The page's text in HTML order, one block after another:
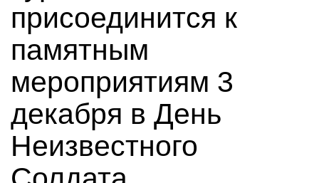
присоединится к
памятным
мероприятиям 3
декабря в День
Неизвестного